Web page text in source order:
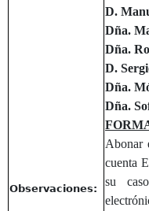
Observaciones:
D.
Dña.
Dña.
D.
Dña.
Dña.
Abonar
cuenta
su